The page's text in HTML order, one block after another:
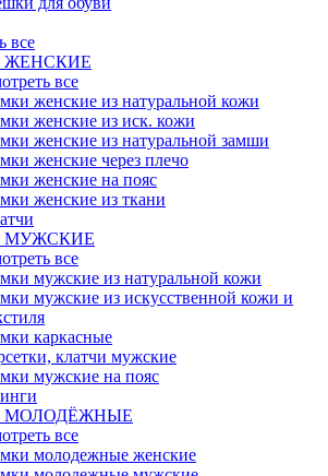
все
все
женские из натуральной кожи
женские из иск. кожи
женские из натуральной замши
женские через плечо
женские на пояс
женские из ткани
МУЖСКИЕ
все
мужские из натуральной кожи
мужские из искусственной кожи и
каркасные
клатчи мужские
мужские на пояс
МОЛОДЁЖНЫЕ
все
молодежные женские